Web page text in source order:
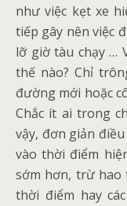
như việc kẹt xe
tiếp gây nên việc
lỡ giờ tàu chạy …
thế nào? Chỉ
đường mới hoặc
Chắc ít ai trong
vậy, đơn giản
vào thời điểm
sớm hơn, trừ hao
thời điểm hay